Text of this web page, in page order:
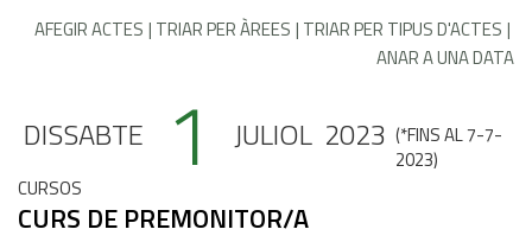
AFEGIR ACTES TRIAR PER ÀREES TRIAR PER TIPUS D'ACTES
ANAR A UNA DATA
DISSABTE 1 JULIOL 2023 (*FINS AL 7-7-
2023)
CURSOS
CURS DE PREMONITOR/A